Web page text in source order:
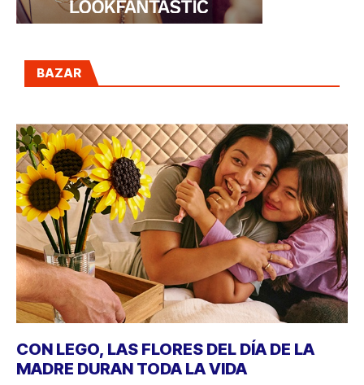
BAZAR
CON LEGO, LAS FLORES DEL DÍA DE LA
MADRE DURAN TODA LA VIDA